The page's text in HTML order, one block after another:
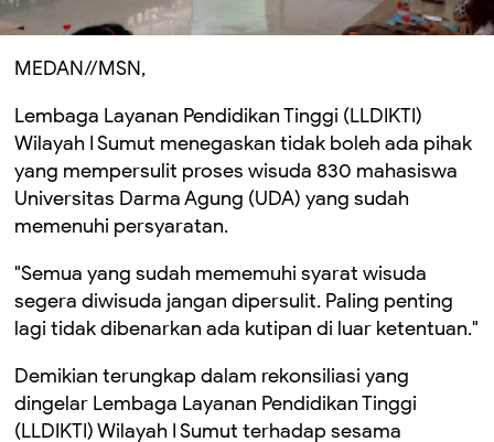
MEDAN//MSN,
Lembaga Layanan Pendidikan Tinggi (LLDIKTI)
Wilayah I Sumut menegaskan tidak boleh ada pihak
yang mempersulit proses wisuda 830 mahasiswa
Universitas Darma Agung (UDA) yang sudah
memenuhi persyaratan.
"Semua yang sudah mememuhi syarat wisuda
segera diwisuda jangan dipersulit. Paling penting
lagi tidak dibenarkan ada kutipan di luar ketentuan."
Demikian terungkap dalam rekonsiliasi yang
dingelar Lembaga Layanan Pendidikan Tinggi
(LLDIKTI) Wilayah I Sumut terhadap sesama